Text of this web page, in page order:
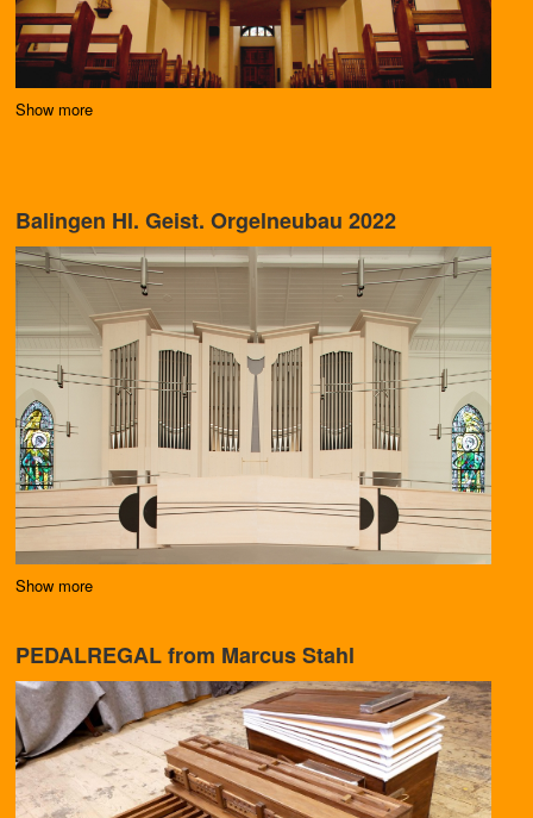
Show more
Balingen Hl. Geist. Orgelneubau 2022
Show more
PEDALREGAL from Marcus Stahl